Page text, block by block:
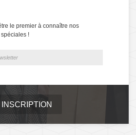
le premier à connaître nos
!
INSCRIPTION